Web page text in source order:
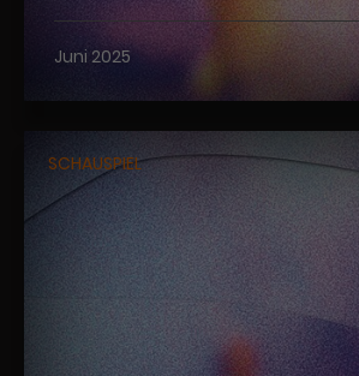
Juni 2025
SCHAUSPIEL